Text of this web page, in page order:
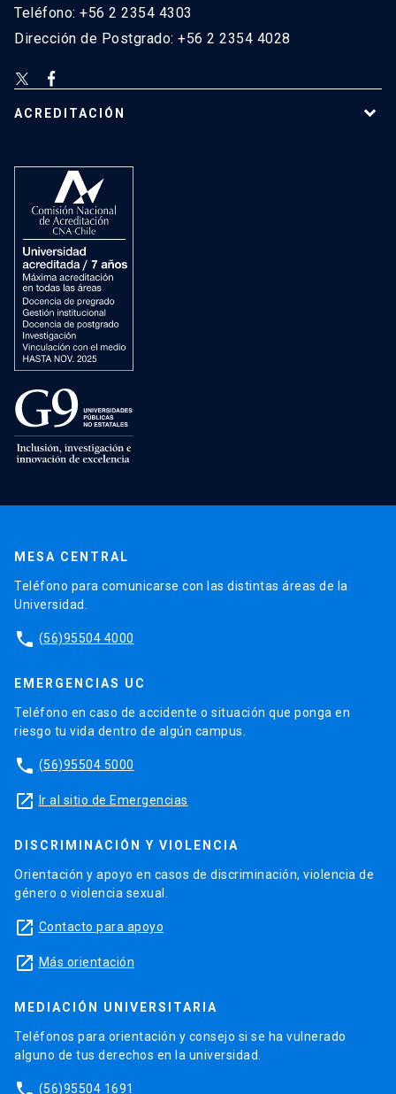
Teléfono: +56 2 2354 4303
Dirección de Postgrado: +56 2 2354 4028
ACREDITACIÓN
MESA CENTRAL
Teléfono para comunicarse con las distintas áreas de la
Universidad.
phone (56)95504 4000
EMERGENCIAS UC
Teléfono en caso de accidente o situación que ponga en
riesgo tu vida dentro de algún campus.
phone (56)95504 5000
launch Ir al sitio de Emergencias
DISCRIMINACIÓN Y VIOLENCIA
Orientación y apoyo en casos de discriminación, violencia de
género o violencia sexual.
launch Contacto para apoyo
launch Más orientación
MEDIACIÓN UNIVERSITARIA
Teléfonos para orientación y consejo si se ha vulnerado
alguno de tus derechos en la universidad.
(56)95504 1691